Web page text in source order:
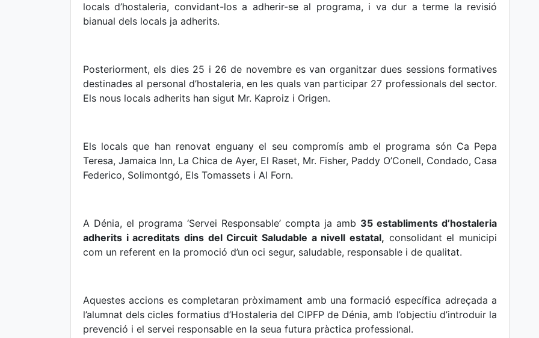
locals d’hostaleria, convidant-los a adherir-se al programa, i va dur a terme la revisió
bianual dels locals ja adherits.
Posteriorment, els dies 25 i 26 de novembre es van organitzar dues sessions formatives
destinades al personal d’hostaleria, en les quals van participar 27 professionals del sector.
Els nous locals adherits han sigut Mr. Kaproiz i Origen.
Els locals que han renovat enguany el seu compromís amb el programa són Ca Pepa
Teresa, Jamaica Inn, La Chica de Ayer, El Raset, Mr. Fisher, Paddy O’Conell, Condado, Casa
Federico, Solimontgó, Els Tomassets i Al Forn.
A Dénia, el programa ‘Servei Responsable’ compta ja amb 35 establiments d’hostaleria
adherits i acreditats dins del Circuit Saludable a nivell estatal, consolidant el municipi
com un referent en la promoció d’un oci segur, saludable, responsable i de qualitat.
Aquestes accions es completaran pròximament amb una formació específica adreçada a
l’alumnat dels cicles formatius d’Hostaleria del CIPFP de Dénia, amb l’objectiu d’introduir la
prevenció i el servei responsable en la seua futura pràctica professional.